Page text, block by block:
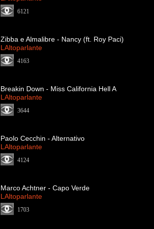
6121
Zibba e Almalibre - Nancy (ft. Roy Paci)
LAltoparlante
4163
Breakin Down - Miss California Hell A
LAltoparlante
3644
Paolo Cecchin - Alternativo
LAltoparlante
4124
Marco Achtner - Capo Verde
LAltoparlante
1703